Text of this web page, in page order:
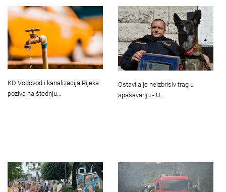
KD Vodovod i kanalizacija Rijeka
poziva na štednju…
Ostavila je neizbrisiv trag u
spašavanju - U…